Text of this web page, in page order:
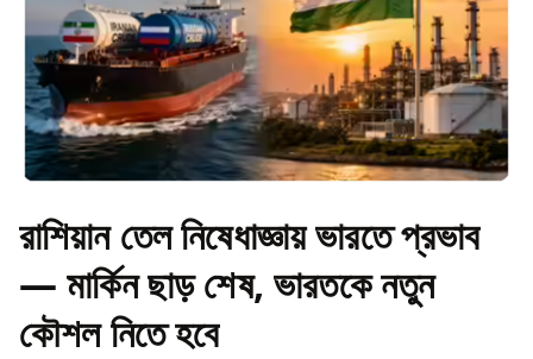
রাশিয়ান তেল নিষেধাজ্ঞায় ভারতে প্রভাব
— মার্কিন ছাড় শেষ, ভারতকে নতুন
কৌশল নিতে হবে